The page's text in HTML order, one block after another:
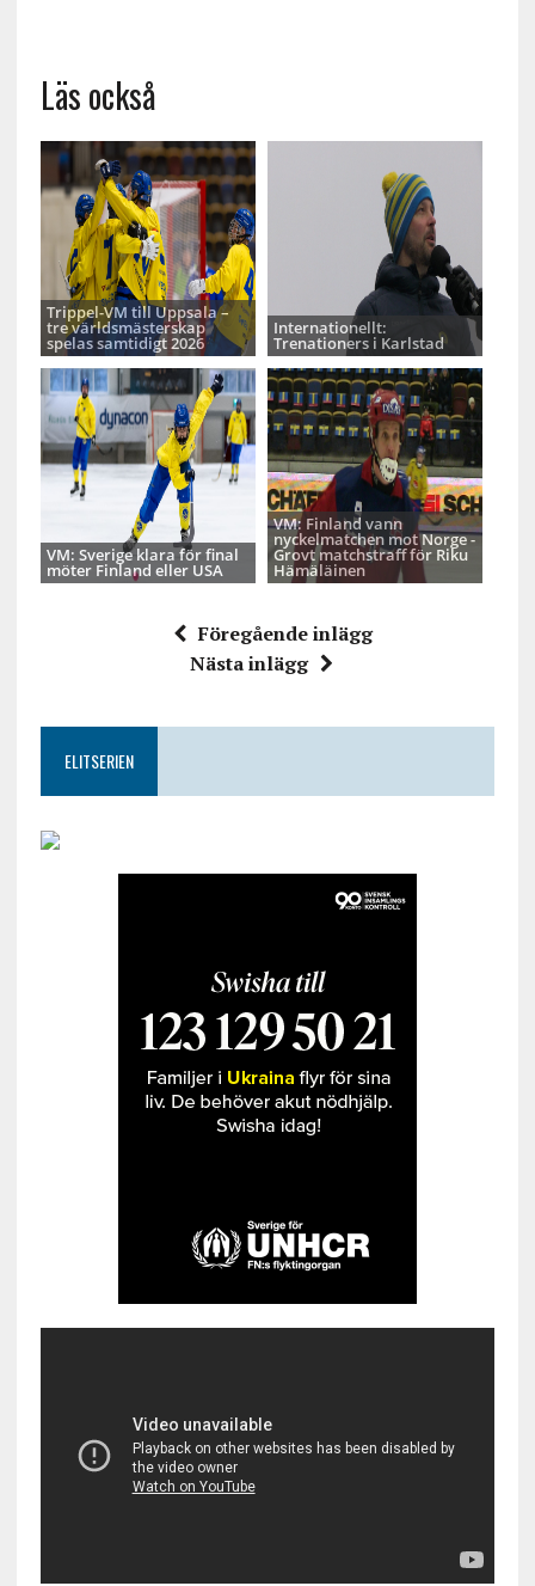
Läs också
Trippel-VM till Uppsala –
tre världsmästerskap
spelas samtidigt 2026
Internationellt:
Trenationers i Karlstad
VM: Sverige klara för final
möter Finland eller USA
VM: Finland vann
nyckelmatchen mot Norge -
Grovt matchstraff för Riku
Hämäläinen
Föregående inlägg
Nästa inlägg
ELITSERIEN